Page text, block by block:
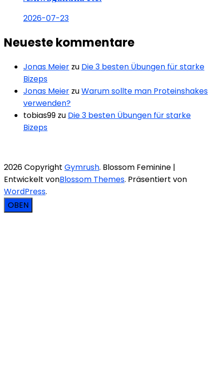
2026-07-23
Neueste kommentare
Jonas Meier zu Die 3 besten Übungen für starke
Bizeps
Jonas Meier zuWarum sollte man Proteinshakes
verwenden?
tobias99 zu Die 3 besten Übungen für starke
Bizeps
2026 Copyright Gymrush. Blossom Feminine |
Entwickelt vonBlossom Themes. Präsentiert von
WordPress.
OBEN